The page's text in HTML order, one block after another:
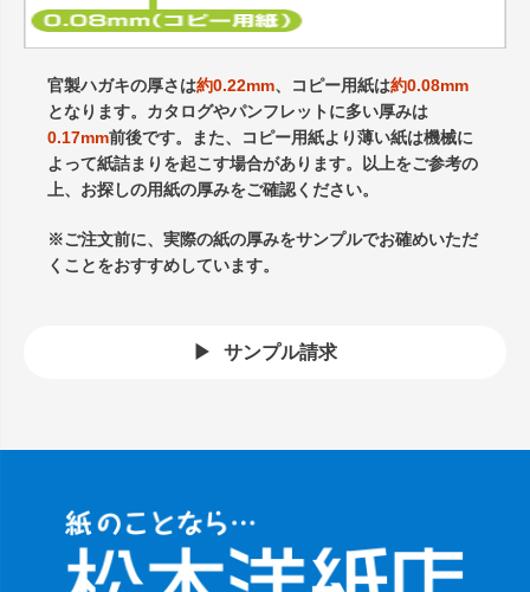
官製ハガキの厚さは約0.22mm、コピー用紙は約0.08mm
となります。カタログやパンフレットに多い厚みは
0.17mm前後です。また、コピー用紙より薄い紙は機械に
よって紙詰まりを起こす場合があります。以上をご参考の
上、お探しの用紙の厚みをご確認ください。
※ご注文前に、実際の紙の厚みをサンプルでお確めいただ
くことをおすすめしています。
サンプル請求